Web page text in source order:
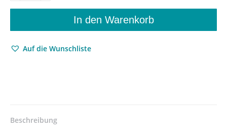
Streifzug
(Hrsg.),
In den Warenkorb
Auf die Wunschliste
Beschreibung